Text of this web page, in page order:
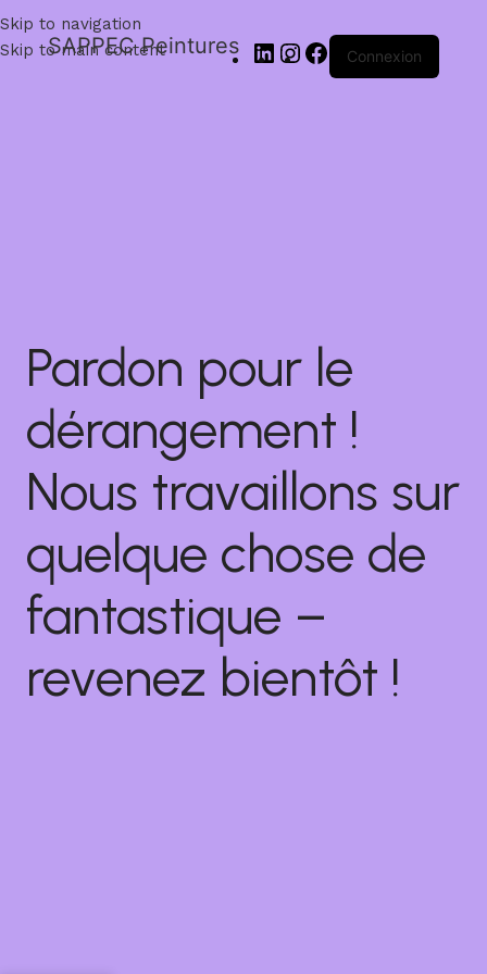
Skip to navigation
Skip to main content
SAPPEC Peintures Connexion
Pardon pour le
dérangement !
Nous travaillons sur
quelque chose de
fantastique –
revenez bientôt !